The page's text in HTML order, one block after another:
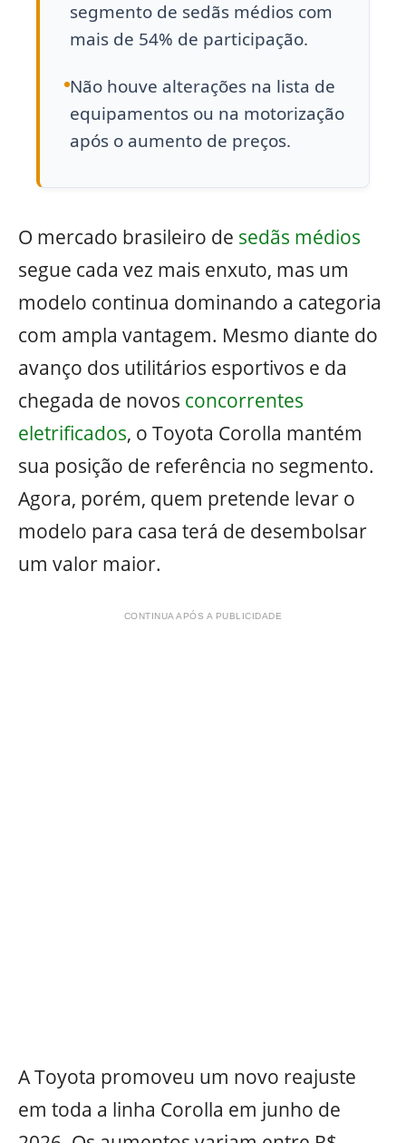
segmento de sedãs médios com
mais de 54% de participação.
Não houve alterações na lista de
equipamentos ou na motorização
após o aumento de preços.
O mercado brasileiro de sedãs médios
segue cada vez mais enxuto, mas um
modelo continua dominando a categoria
com ampla vantagem. Mesmo diante do
avanço dos utilitários esportivos e da
chegada de novos concorrentes
eletrificados, o Toyota Corolla mantém
sua posição de referência no segmento.
Agora, porém, quem pretende levar o
modelo para casa terá de desembolsar
um valor maior.
CONTINUA APÓS A PUBLICIDADE
A Toyota promoveu um novo reajuste
em toda a linha Corolla em junho de